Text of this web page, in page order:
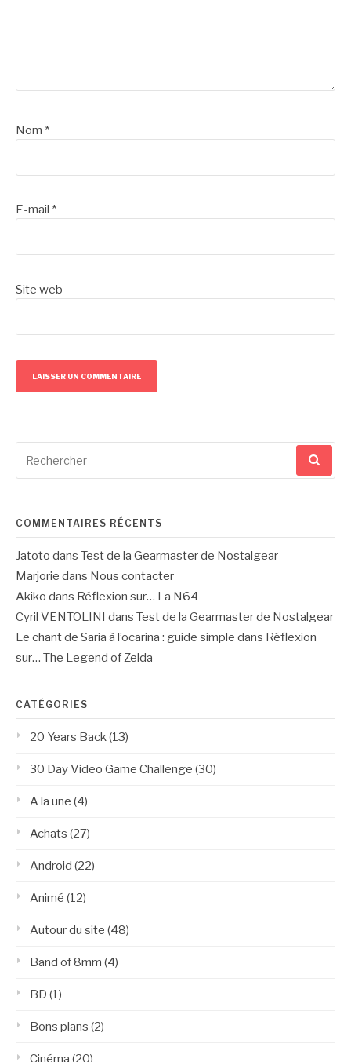
Nom *
E-mail *
Site web
pour
COMMENTAIRES RÉCENTS
Jatoto dans Test de la Gearmaster de Nostalgear
Marjorie dans Nous contacter
Akiko dans Réflexion sur… La N64
Cyril VENTOLINI dans Test de la Gearmaster de Nostalgear
Le chant de Saria à l’ocarina : guide simple dans Réflexion
sur… The Legend of Zelda
CATÉGORIES
20 Years Back(13)
30 Day Video Game Challenge (30)
A la une (4)
Achats (27)
Android (22)
Animé (12)
Autour du site (48)
Band of 8mm (4)
BD (1)
Bons plans (2)
Cinéma (20)